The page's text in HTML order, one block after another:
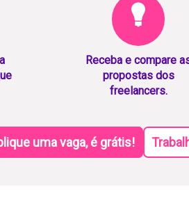
Receba e compare
propostas dos
freelancers.
uma vaga, é grátis!